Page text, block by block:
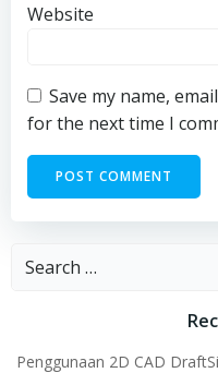
Website
Save my name,
for the next time I
Search
Penggunaan 2D CAD